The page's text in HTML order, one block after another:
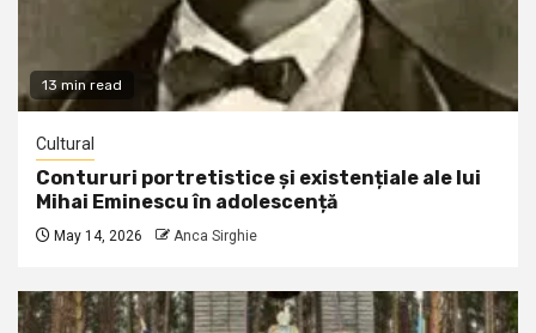
13 min read
Cultural
Contururi portretistice și existențiale ale lui
Mihai Eminescu în adolescență
May 14, 2026 Anca Sirghie